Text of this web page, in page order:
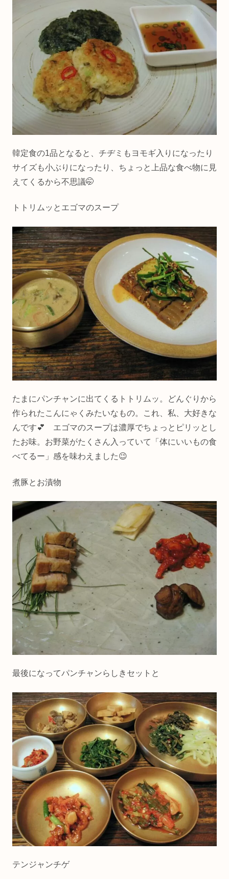
韓定食の1品となると、チヂミもヨモギ入りになったり
サイズも小ぶりになったり、ちょっと上品な食べ物に見
えてくるから不思議🤭
トトリムッとエゴマのスープ
たまにパンチャンに出てくるトトリムッ。どんぐりから
作られたこんにゃくみたいなもの。これ、私、大好きな
んです💕 エゴマのスープは濃厚でちょっとピリッとし
たお味。お野菜がたくさん入っていて「体にいいもの食
べてるー」感を味わえました😉
煮豚とお漬物
最後になってパンチャンらしきセットと
テンジャンチゲ